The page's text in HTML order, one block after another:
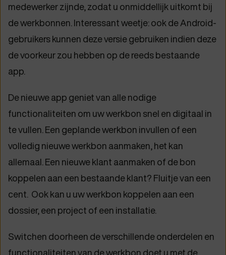
medewerker zijnde, zodat u onmiddellijk uitkomt bij
de werkbonnen. Interessant weetje: ook de Android-
gebruikers kunnen deze versie gebruiken indien deze
de voorkeur zou hebben op de reeds bestaande
app.
De nieuwe app geniet van alle nodige
functionaliteiten om uw werkbon snel en digitaal in
te vullen. Een geplande werkbon invullen of een
volledig nieuwe werkbon aanmaken, het kan
allemaal. Een nieuwe klant aanmaken of de bon
koppelen aan een bestaande klant? Fluitje van een
cent. Ook kan u uw werkbon koppelen aan een
dossier, een project of een installatie.
Switchen doorheen de verschillende onderdelen en